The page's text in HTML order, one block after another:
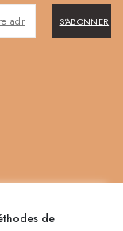
S'ABONNER
de